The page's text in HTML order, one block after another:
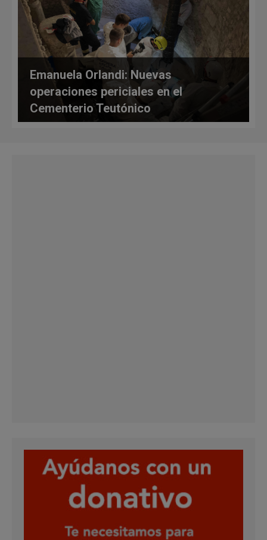
Emanuela Orlandi: Nuevas
operaciones periciales en el
Cementerio Teutónico